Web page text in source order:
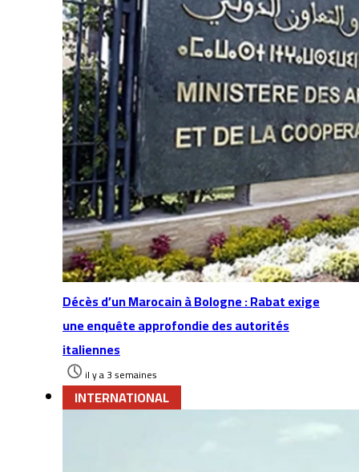
Décès d’un Marocain à Bologne : Rabat exige
une enquête approfondie des autorités
italiennes
il y a 3 semaines
INTERNATIONAL